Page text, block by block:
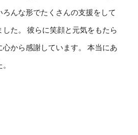
んな形でたくさんの支援をして
した。 彼らに笑顔と元気をもたら
心から感謝しています。 本当にあ